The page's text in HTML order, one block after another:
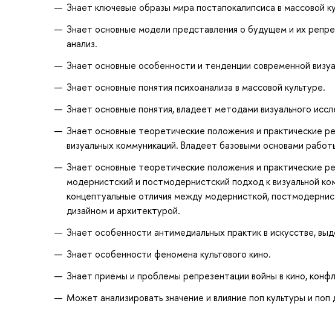
Знает ключевые образы мира постапокалипсиса в массовой
Знает основные модели представления о будущем и их
анализ.
Знает основные особенности и тенденции современной
Знает основные понятия психоанализа в массовой культуре.
Знает основные понятия, владеет методами визуального
Знает основные теоретические положения и практические
визуальных коммуникаций. Владеет базовыми основами
Знает основные теоретические положения и практические
модернистский и постмодернистский подход к визуальной
концептуальные отличия между модернисткой,
дизайном и архитектурой.
Знает особенности антимедиальных практик в искусстве,
Знает особенности феномена культового кино.
Знает приемы и проблемы репрезентации войны в кино,
Может анализировать значение и влияние поп культуры и